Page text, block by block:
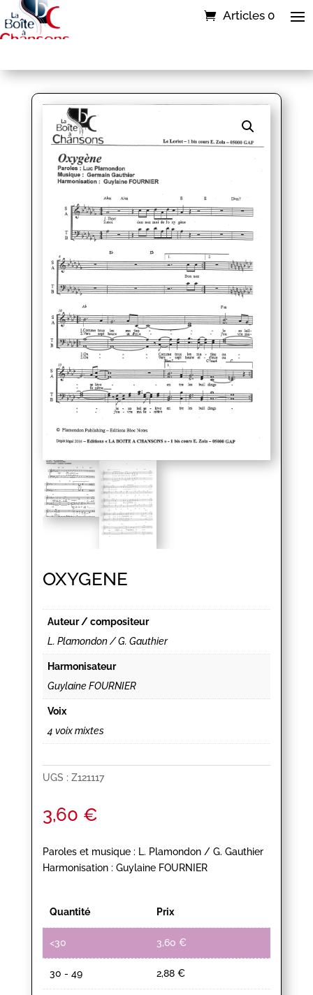
Articles 0
OXYGENE
Auteur / compositeur
L. Plamondon / G. Gauthier
Harmonisateur
Guylaine FOURNIER
Voix
4 voix mixtes
UGS : Z121117
3,60 €
Paroles et musique : L. Plamondon / G. Gauthier
Harmonisation : Guylaine FOURNIER
Quantité Prix
<30 3,60 €
30 - 49 2,88 €